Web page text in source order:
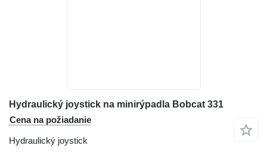
Hydraulický joystick na minirýpadla Bobcat 331
Cena na požiadanie
Hydraulický joystick